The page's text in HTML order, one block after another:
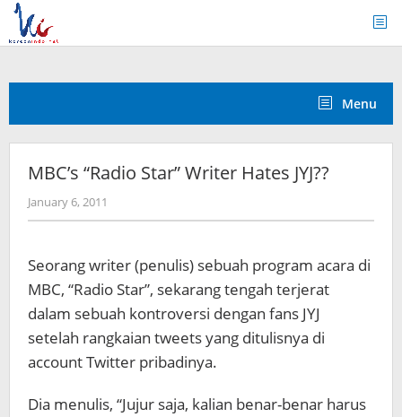
Skip
content
Menu
MBC’s “Radio Star” Writer Hates JYJ??
January 6, 2011
Koreanindo
Seorang writer (penulis) sebuah program acara di
MBC, “Radio Star”, sekarang tengah terjerat
dalam sebuah kontroversi dengan fans JYJ
setelah rangkaian tweets yang ditulisnya di
account Twitter pribadinya.
Dia menulis, “Jujur saja, kalian benar-benar harus